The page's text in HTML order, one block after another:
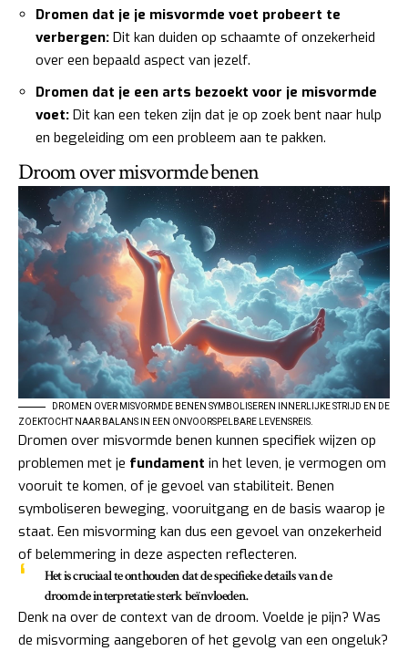
Dromen dat je je misvormde voet probeert te
verbergen: Dit kan duiden op schaamte of onzekerheid
over een bepaald aspect van jezelf.
Dromen dat je een arts bezoekt voor je misvormde
voet: Dit kan een teken zijn dat je op zoek bent naar hulp
en begeleiding om een probleem aan te pakken.
Droom over misvormde benen
DROMEN OVER MISVORMDE BENEN SYMBOLISEREN INNERLIJKE STRIJD EN DE
ZOEKTOCHT NAAR BALANS IN EEN ONVOORSPELBARE LEVENSREIS.
Dromen over misvormde benen kunnen specifiek wijzen op
problemen met je fundament in het leven, je vermogen om
vooruit te komen, of je gevoel van stabiliteit. Benen
symboliseren beweging, vooruitgang en de basis waarop je
staat. Een misvorming kan dus een gevoel van onzekerheid
of belemmering in deze aspecten reflecteren.
Het is cruciaal te onthouden dat de specifieke details van de
droom de interpretatie sterk beïnvloeden.
Denk na over de context van de droom. Voelde je pijn? Was
de misvorming aangeboren of het gevolg van een ongeluk?